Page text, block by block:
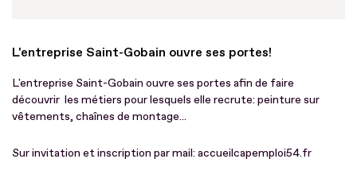
L'entreprise Saint-Gobain ouvre ses portes!
L'entreprise Saint-Gobain ouvre ses portes afin de faire
découvrir les métiers pour lesquels elle recrute: peinture sur
vêtements, chaînes de montage...
Sur invitation et inscription par mail: accueilcapemploi54.fr